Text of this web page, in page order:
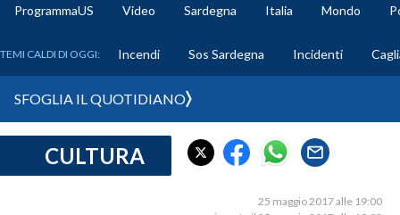
CRONACA SARDEGNA
ProgrammaUS Video Sardegna Italia Mondo
TEMI CALDI DI OGGI: Incendi Sos Sardegna Incidenti
SFOGLIA IL QUOTIDIANO
CULTURA
25 maggio 2017 alle 19:00